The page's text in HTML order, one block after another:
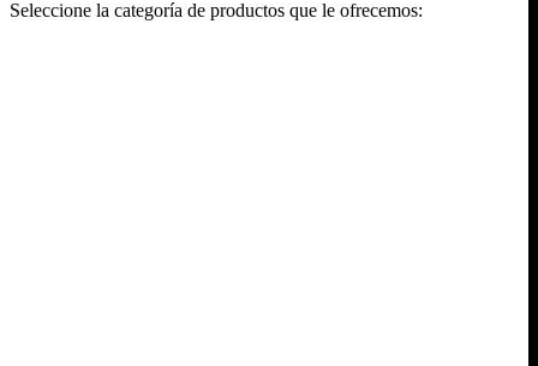
Seleccione la categoría de productos que le ofrecemos: